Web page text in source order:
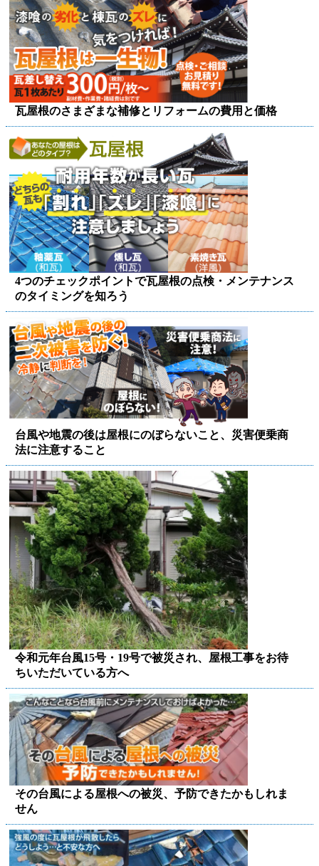
瓦屋根のさまざまな補修とリフォームの費用と価格
4つのチェックポイントで瓦屋根の点検・メンテナンス
のタイミングを知ろう
台風や地震の後は屋根にのぼらないこと、災害便乗商
法に注意すること
令和元年台風15号・19号で被災され、屋根工事をお待
ちいただいている方へ
その台風による屋根への被災、予防できたかもしれま
せん